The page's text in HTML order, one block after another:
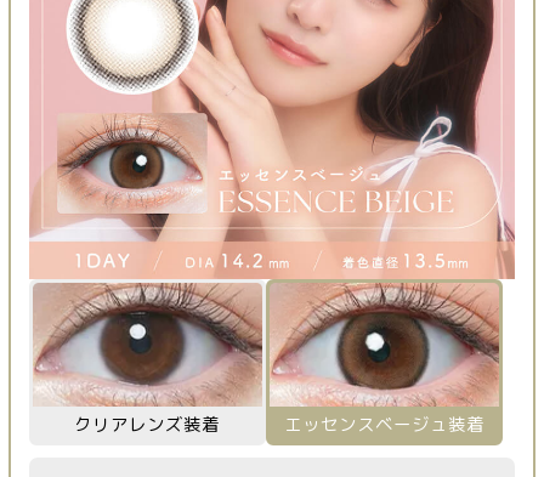
クリアレンズ装着 エッセンスベージュ装着